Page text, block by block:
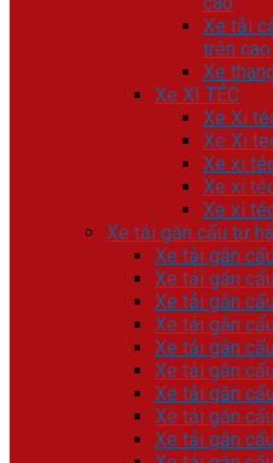
Xe tải
trên cao
Xe
Xe XI TÉC
Xe Xi
Xe Xi
Xe xi
Xe xi
Xe xi
Xe tải gắn cẩu tự
Xe tải gắn
Xe tải gắn
Xe tải gắn
Xe tải gắn
Xe tải gắn
Xe tải gắn
Xe tải gắn
Xe tải gắn
Xe tải gắn